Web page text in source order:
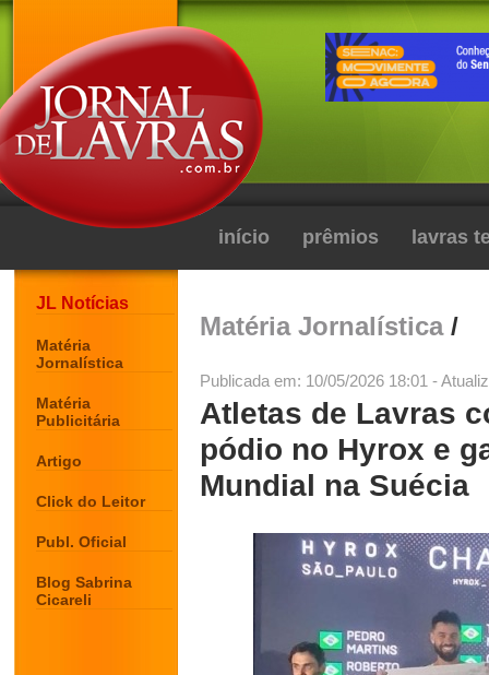
início prêmios lavras
JL Notícias
Matéria
Jornalística
Matéria
Publicitária
Artigo
Click do Leitor
Publ. Oficial
Blog Sabrina
Cicareli
Matéria Jornalística/
Publicada em: 10/05/2026 18:01 -
Atletas de Lavras
pódio no Hyrox e
Mundial na Suécia